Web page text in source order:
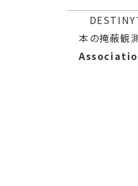
DESTINY
本の掩蔽観